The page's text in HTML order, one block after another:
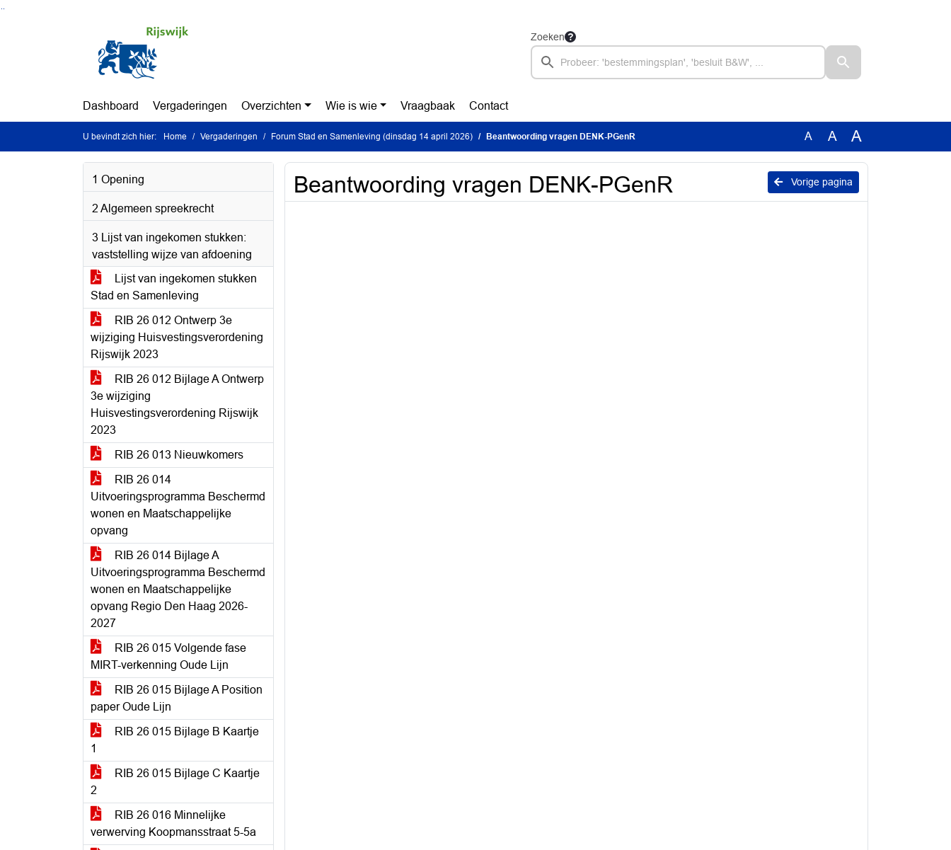
Zoeken
Dashboard Vergaderingen Overzichten Wie is wie Vraagbaak Contact
U bevindt zich hier: Home Vergaderingen Forum Stad en Samenleving (dinsdag 14 april 2026) Beantwoording vragen DENK-PGenR A A A
1 Opening
2 Algemeen spreekrecht
3 Lijst van ingekomen stukken:
vaststelling wijze van afdoening
Lijst van ingekomen stukken
Stad en Samenleving
RIB 26 012 Ontwerp 3e
wijziging Huisvestingsverordening
Rijswijk 2023
RIB 26 012 Bijlage A Ontwerp
3e wijziging
Huisvestingsverordening Rijswijk
2023
RIB 26 013 Nieuwkomers
RIB 26 014
Uitvoeringsprogramma Beschermd
wonen en Maatschappelijke
opvang
RIB 26 014 Bijlage A
Uitvoeringsprogramma Beschermd
wonen en Maatschappelijke
opvang Regio Den Haag 2026-
2027
RIB 26 015 Volgende fase
MIRT-verkenning Oude Lijn
RIB 26 015 Bijlage A Position
paper Oude Lijn
RIB 26 015 Bijlage B Kaartje
1
RIB 26 015 Bijlage C Kaartje
2
RIB 26 016 Minnelijke
verwerving Koopmansstraat 5-5a
Vorige pagina
Beantwoording vragen DENK-PGenR